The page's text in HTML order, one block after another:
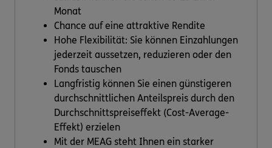
Monat
Chance auf eine attraktive Rendite
Hohe Flexibilität: Sie können Einzahlungen
jederzeit aussetzen, reduzieren oder den
Fonds tauschen
Langfristig können Sie einen günstigeren
durchschnittlichen Anteilspreis durch den
Durchschnittspreiseffekt (Cost-Average-
Effekt) erzielen
Mit der MEAG steht Ihnen ein starker